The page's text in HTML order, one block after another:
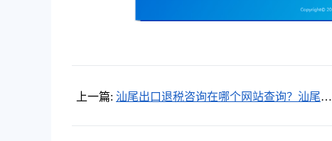
上一篇: 汕尾出口退税咨询在哪个网站查询？汕尾出